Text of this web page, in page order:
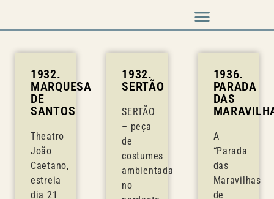
1932.
MARQUESA
DE
SANTOS
Theatro
João
Caetano,
estreia
dia 21
1932.
SERTÃO
SERTÃO
– peça
de
costumes
ambientada
no
1936.
PARADA
DAS
A
“Parada
das
Maravilhas
de